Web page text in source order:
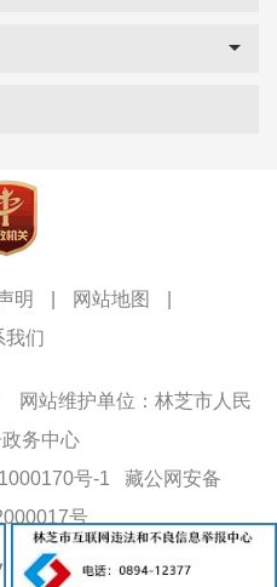
明 网站地图
我们
网站维护单位：林芝市人民
务中心
号-1
藏公网安备
号